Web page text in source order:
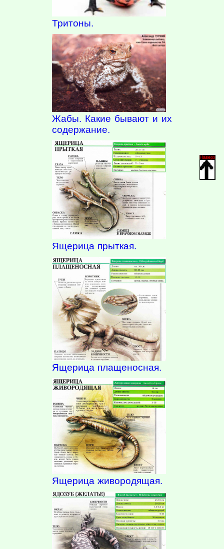
Тритоны.
Жабы. Какие бывают и их
содержание.
Ящерица прыткая.
Ящерица плащеносная.
Ящерица живородящая.
Наверх